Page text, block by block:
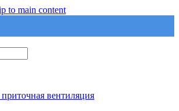
to main content
вентиляция